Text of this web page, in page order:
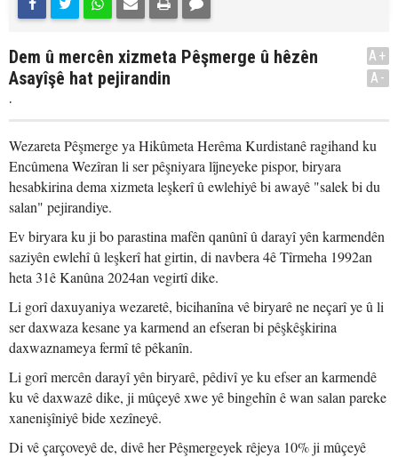
Dem û mercên xizmeta Pêşmerge û hêzên
Asayîşê hat pejirandin
.
A+
A-
Wezareta Pêşmerge ya Hikûmeta Herêma Kurdistanê ragihand ku
Encûmena Wezîran li ser pêşniyara lîjneyeke pispor, biryara
hesabkirina dema xizmeta leşkerî û ewlehiyê bi awayê "salek bi du
salan" pejirandiye.
Ev biryara ku ji bo parastina mafên qanûnî û darayî yên karmendên
saziyên ewlehî û leşkerî hat girtin, di navbera 4ê Tîrmeha 1992an
heta 31ê Kanûna 2024an vegirtî dike.
Li gorî daxuyaniya wezaretê, bicihanîna vê biryarê ne neçarî ye û li
ser daxwaza kesane ya karmend an efseran bi pêşkêşkirina
daxwaznameya fermî tê pêkanîn.
Li gorî mercên darayî yên biryarê, pêdivî ye ku efser an karmendê
ku vê daxwazê dike, ji mûçeyê xwe yê bingehîn ê wan salan pareke
xanenişîniyê bide xezîneyê.
Di vê çarçoveyê de, divê her Pêşmergeyek rêjeya 10% ji mûçeyê